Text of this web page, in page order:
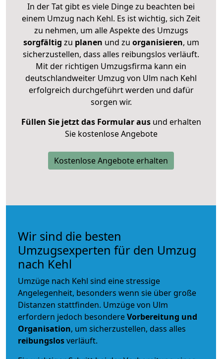
In der Tat gibt es viele Dinge zu beachten bei
einem Umzug nach Kehl. Es ist wichtig, sich Zeit
zu nehmen, um alle Aspekte des Umzugs
sorgfältig zu planen und zu organisieren, um
sicherzustellen, dass alles reibungslos verläuft.
Mit der richtigen Umzugsfirma kann ein
deutschlandweiter Umzug von Ulm nach Kehl
erfolgreich durchgeführt werden und dafür
sorgen wir.
Füllen Sie jetzt das Formular ausund erhalten
Sie kostenlose Angebote
Kostenlose Angebote erhalten
Wir sind die besten
Umzugsexperten für den Umzug
nach Kehl
Umzüge nach Kehl sind eine stressige
Angelegenheit, besonders wenn sie über große
Distanzen stattfinden. Umzüge von Ulm
erfordern jedoch besondereVorbereitung und
Organisation, um sicherzustellen, dass alles
reibungslosverläuft.